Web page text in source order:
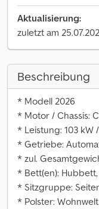
Aktualisierung:
zuletzt am
Beschreibung
* Modell 2026
* Motor / Chassis:
* Leistung: 103 kW
* Getriebe:
* zul.
* Bett(en):
* Sitzgruppe:
* Polster: